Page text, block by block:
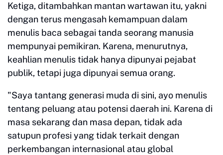
Ketiga, ditambahkan mantan wartawan itu, yakni
dengan terus mengasah kemampuan dalam
menulis baca sebagai tanda seorang manusia
mempunyai pemikiran. Karena, menurutnya,
keahlian menulis tidak hanya dipunyai pejabat
publik, tetapi juga dipunyai semua orang.
"Saya tantang generasi muda di sini, ayo menulis
tentang peluang atau potensi daerah ini. Karena di
masa sekarang dan masa depan, tidak ada
satupun profesi yang tidak terkait dengan
perkembangan internasional atau global